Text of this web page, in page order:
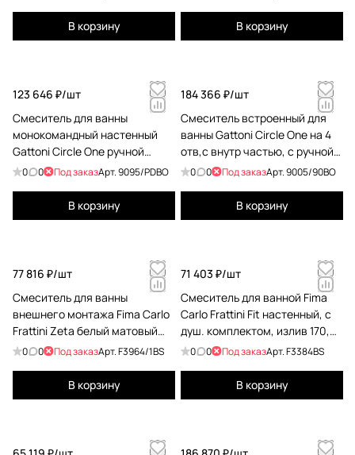
В корзину В корзину
123 646 ₽/шт
Смеситель для ванны
монокомандный настенный
Gattoni Circle One ручной
лейкой и верхним душем 250,
0 0 Под заказАрт.9095/PDBO
В корзину
184 366 ₽/шт
Смеситель встроенный для
ванны Gattoni Circle One на 4
отв,с внутр частью, с ручной
лейкой, bianco opaco
0 0 Под заказАрт.9005/90BO
В корзину
77 816 ₽/шт
Смеситель для ванны
внешнего монтажа Fima Carlo
Frattini Zeta белый матовый
F3964/1BS
0 0 Под заказАрт.F3964/1BS
В корзину
71 403 ₽/шт
Смеситель для ванной Fima
Carlo Frattini Fit настенный, с
душ. комплектом, излив 170,
белый матовый F3384BS
0 0 Под заказАрт.F3384BS
В корзину